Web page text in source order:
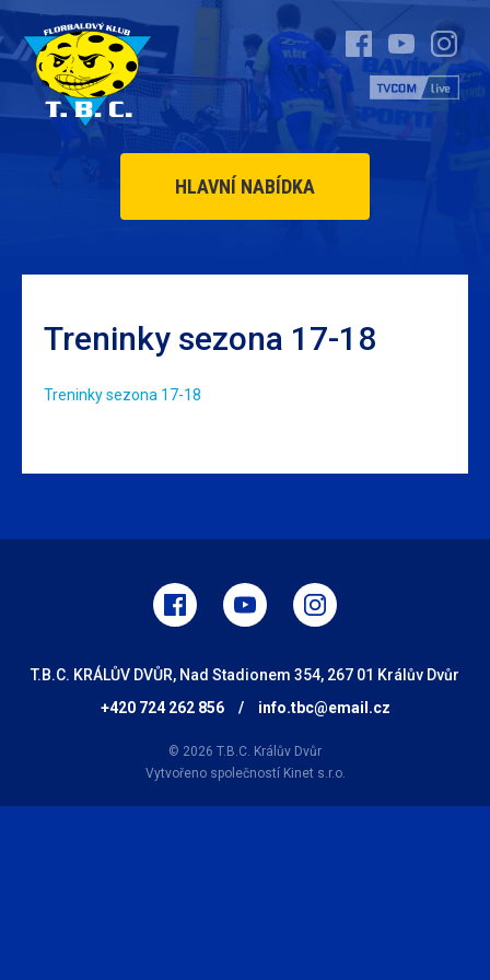
HLAVNÍ NABÍDKA
Treninky sezona 17-18
Treninky sezona 17-18
T.B.C. KRÁLŮV DVŮR, Nad Stadionem 354, 267 01 Králův Dvůr
+420 724 262 856
/ info.tbc@email.cz
© 2026 T.B.C. Králův Dvůr
Vytvořeno společností Kinet s.r.o.